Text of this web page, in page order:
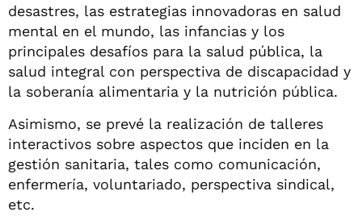
desastres, las estrategias innovadoras en salud
mental en el mundo, las infancias y los
principales desafíos para la salud pública, la
salud integral con perspectiva de discapacidad y
la soberanía alimentaria y la nutrición pública.
Asimismo, se prevé la realización de talleres
interactivos sobre aspectos que inciden en la
gestión sanitaria, tales como comunicación,
enfermería, voluntariado, perspectiva sindical,
etc.